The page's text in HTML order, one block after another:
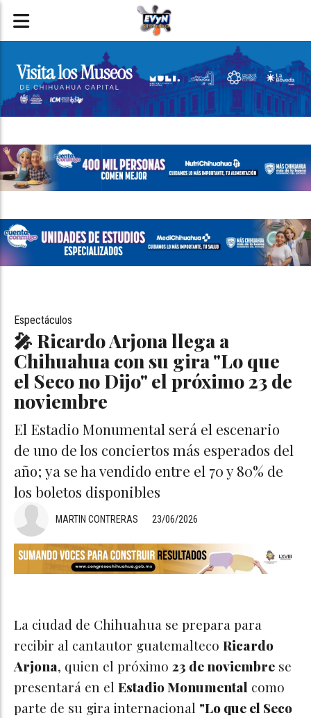
🎤 Ricardo Arjona llega a
Chihuahua con su gira "Lo que
el Seco no Dijo" el próximo 23 de
noviembre
El Estadio Monumental será el escenario
de uno de los conciertos más esperados del
año; ya se ha vendido entre el 70 y 80% de
los boletos disponibles
Espectáculos
23/06/2026
MARTIN CONTRERAS
La ciudad de Chihuahua se prepara para
recibir al cantautor guatemalteco Ricardo
Arjona, quien el próximo 23 de noviembre se
presentará en el Estadio Monumental como
parte de su gira internacional "Lo que el Seco